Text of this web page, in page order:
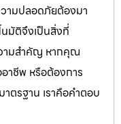
ามปลอดภัยต้องมา
นมัติจึงเป็นสิ่งที่
วามสำคัญ หากคุณ
าชีพ หรือต้องการ
าตรฐาน เราคือคำตอบ